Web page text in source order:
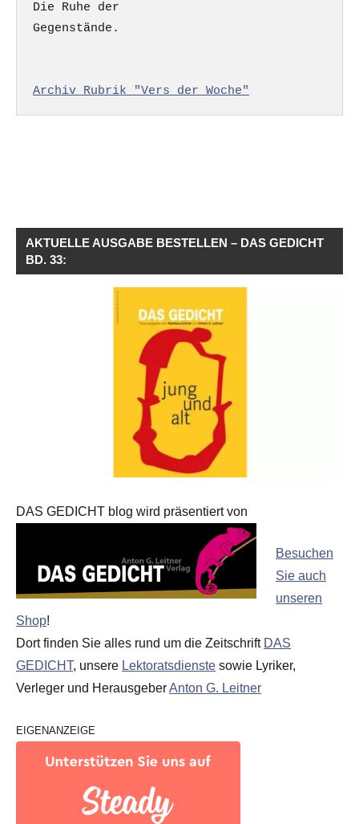
Die Ruhe der
Gegenstände.
Archiv Rubrik "Vers der Woche"
AKTUELLE AUSGABE BESTELLEN – DAS GEDICHT
BD. 33:
DAS GEDICHT blog wird präsentiert von
Besuchen
Sie auch
unseren
Shop!
Dort finden Sie alles rund um die Zeitschrift DAS
GEDICHT, unsere Lektoratsdienste sowie Lyriker,
Verleger und HerausgeberAnton G. Leitner
EIGENANZEIGE